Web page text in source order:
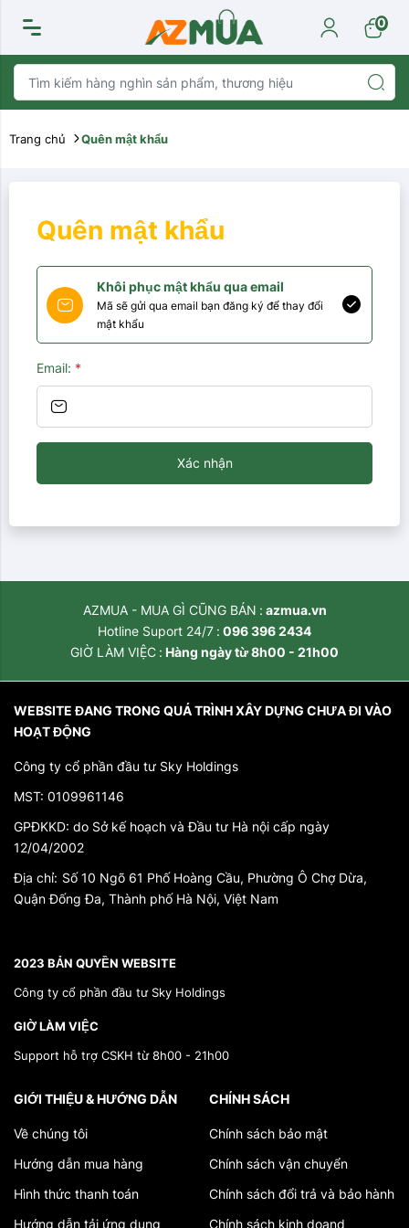
0
Trang chủ Quên mật khẩu
Quên mật khẩu
Khôi phục mật khẩu qua email
Mã sẽ gửi qua email bạn đăng ký để thay đổi
mật khẩu
Email: *
Xác nhận
AZMUA - MUA GÌ CŨNG BÁN
azmua.vn
Hotline Suport 24/7 096 396 2434
GIỜ LÀM VIỆC
Hàng ngày từ 8h00 - 21h00
WEBSITE ĐANG TRONG QUÁ TRÌNH XÂY DỰNG CHƯA ĐI VÀO
HOẠT ĐỘNG
Công ty cổ phần đầu tư Sky Holdings
MST: 0109961146
GPĐKKD: do Sở kế hoạch và Đầu tư Hà nội cấp ngày
12/04/2002
Địa chỉ: Số 10 Ngõ 61 Phố Hoàng Cầu, Phường Ô Chợ Dừa,
Quận Đống Đa, Thành phố Hà Nội, Việt Nam
2023 BẢN QUYỀN WEBSITE
Công ty cổ phần đầu tư Sky Holdings
GIỜ LÀM VIỆC
Support hỗ trợ CSKH từ 8h00 - 21h00
GIỚI THIỆU & HƯỚNG DẪN
Về chúng tôi
Hướng dẫn mua hàng
Hình thức thanh toán
Hướng dẫn tải ứng dụng
CHÍNH SÁCH
Chính sách bảo mật
Chính sách vận chuyển
Chính sách đổi trả và bảo hành
Chính sách kinh doand